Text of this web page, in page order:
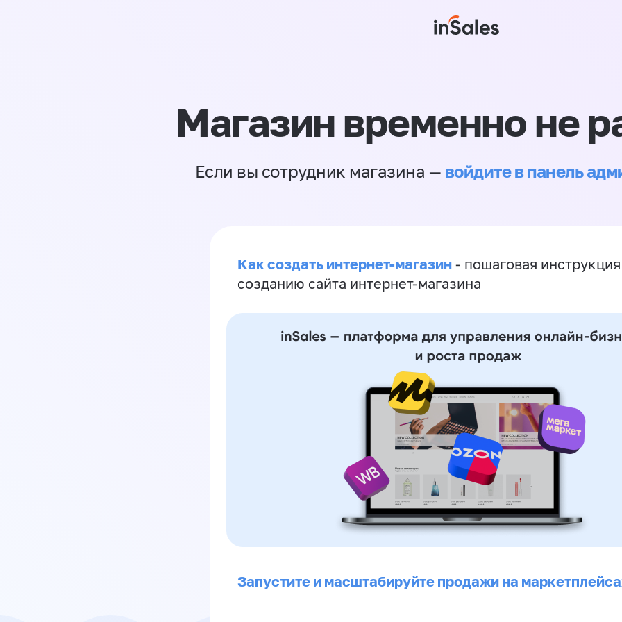
Магазин временно не
Если вы сотрудник магазина — войдите в панель
Как создать интернет-магазин - пошаговая
созданию сайта интернет-магазина
Запустите и масштабируйте продажи на